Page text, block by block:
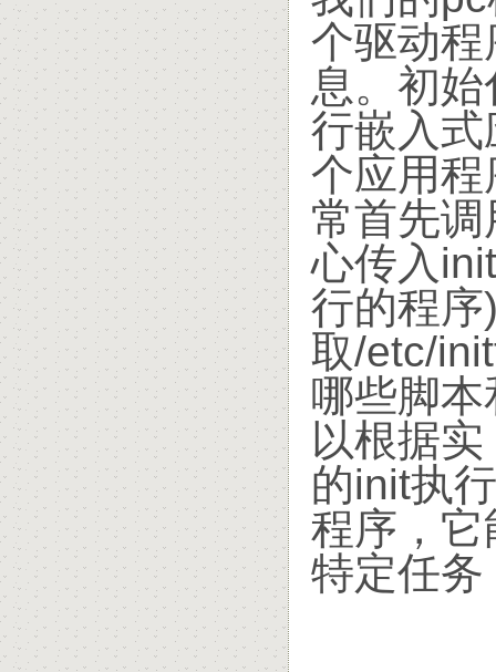
个驱动
息。初
行嵌入
个应用
常首先
心传入
行的程
取/etc/
哪些脚
以根据
的init执
程序，
特定任